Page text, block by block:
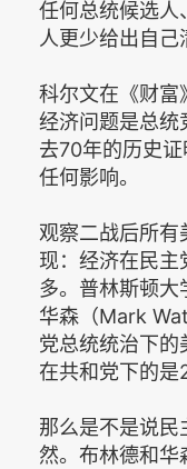
任何总统候选人
人更少给出自己
科尔文在《财富
经济问题是总统
去70年的历史
任何影响。
观察二战后所有
现：经济在民主
多。普林斯顿
华森（Mark
党总统统治下
在共和党下的是
那么是不是说民
然。布林德和华